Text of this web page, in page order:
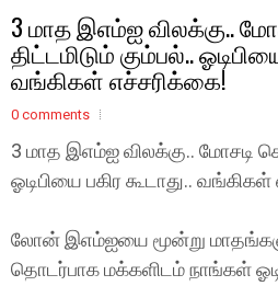
3 மாத இஎம்ஐ விலக்கு..
திட்டமிடும் கும்பல்..
வங்கிகள் எச்சரிக்கை!
0 comments
3 மாத இஎம்ஐ விலக்கு.. மோசடி
ஓடிபியை பகிர கூடாது..
லோன் இஎம்ஐயை மூன்று
தொடர்பாக மக்களிடம் நாங்கள்